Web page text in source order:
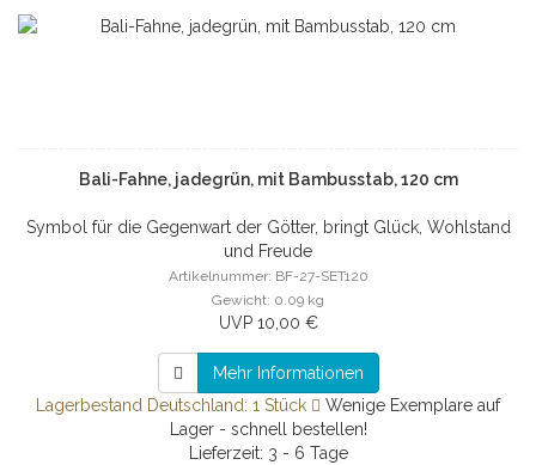
Bali-Fahne, jadegrün, mit Bambusstab, 120 cm
Symbol für die Gegenwart der Götter, bringt Glück, Wohlstand
und Freude
Artikelnummer: BF-27-SET120
Gewicht: 0.09 kg
UVP 10,00 €
Mehr Informationen
Lagerbestand Deutschland: 1 Stück
Wenige Exemplare auf
Lager - schnell bestellen!
Lieferzeit: 3 - 6 Tage